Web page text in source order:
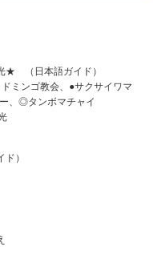
★ （日本語ガイド）
ミンゴ教会、●サクサイワマ
、◎タンボマチャイ
）